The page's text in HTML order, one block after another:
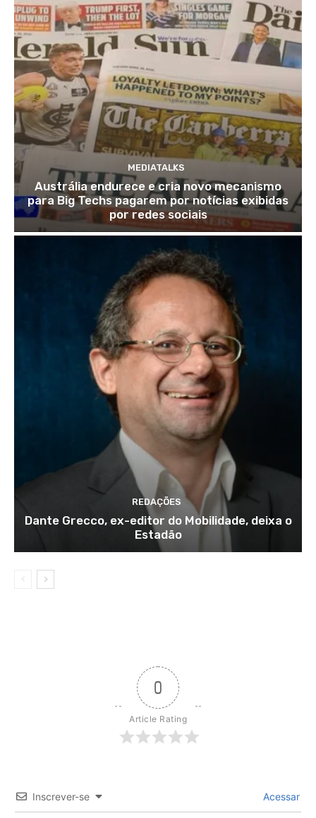
MEDIATALKS
Austrália endurece e cria novo mecanismo
para Big Techs pagarem por notícias exibidas
por redes sociais
REDAÇÕES
Dante Grecco, ex-editor do Mobilidade, deixa o
Estadão
0
Article Rating
Inscrever-se Acessar